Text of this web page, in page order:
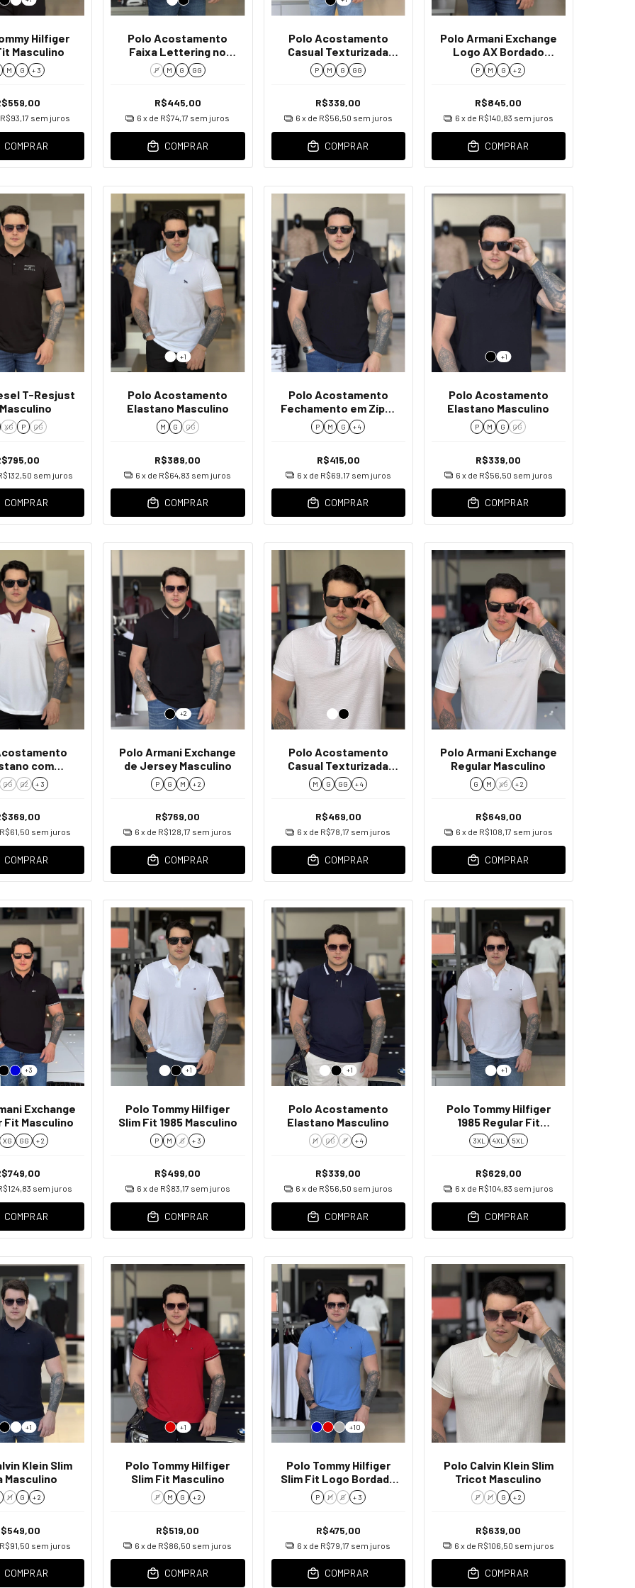
Hilfiger
Masculino
M G + 3
R$93,17 sem juros
COMPRAR
Polo Acostamento
Faixa Lettering no
Ombro Masculino
P M G GG
R$445,00
6 x de R$74,17 sem juros
COMPRAR
Polo Acostamento
Casual Texturizada
com Botões Masculino
P M G GG
R$339,00
6 x de R$56,50 sem juros
COMPRAR
Polo Armani Exchange
Logo AX Bordado
Masculino
P M G + 2
R$845,00
6 x de R$140,83 sem juros
COMPRAR
T-Resjust
XG P GG
sem juros
COMPRAR
+1
Polo Acostamento
Elastano Masculino
M G GG
R$389,00
6 x de R$64,83 sem juros
COMPRAR
Polo Acostamento
Fechamento em Zíper
Elastano Masculino
P M G + 4
R$415,00
6 x de R$69,17 sem juros
COMPRAR
+1
Polo Acostamento
Elastano Masculino
P M G GG
R$339,00
6 x de R$56,50 sem juros
COMPRAR
com
Masculino
GG G2 + 3
R$61,50 sem juros
COMPRAR
+2
Polo Armani Exchange
de Jersey Masculino
P G M + 2
R$769,00
6 x de R$128,17 sem juros
COMPRAR
Polo Acostamento
Casual Texturizada
Masculino
M G GG + 4
R$469,00
6 x de R$78,17 sem juros
COMPRAR
Polo Armani Exchange
Regular Masculino
G M XG + 2
R$649,00
6 x de R$108,17 sem juros
COMPRAR
+3
Exchange
Fit Masculino
XG GG + 2
sem juros
COMPRAR
+1
Polo Tommy Hilfiger
Slim Fit 1985 Masculino
P M G + 3
R$499,00
6 x de R$83,17 sem juros
COMPRAR
+1
Polo Acostamento
Elastano Masculino
M GG P + 4
R$339,00
6 x de R$56,50 sem juros
COMPRAR
+1
Polo Tommy Hilfiger
1985 Regular Fit
Masculino
3XL 4XL 5XL
R$629,00
6 x de R$104,83 sem juros
COMPRAR
+1
Klein Slim
Masculino
M G + 2
R$91,50 sem juros
COMPRAR
+1
Polo Tommy Hilfiger
Slim Fit Masculino
P M G + 2
R$519,00
6 x de R$86,50 sem juros
COMPRAR
+10
Polo Tommy Hilfiger
Slim Fit Logo Bordado
Masculino
P M G + 3
R$475,00
6 x de R$79,17 sem juros
COMPRAR
Polo Calvin Klein Slim
Tricot Masculino
P M G + 2
R$639,00
6 x de R$106,50 sem juros
COMPRAR